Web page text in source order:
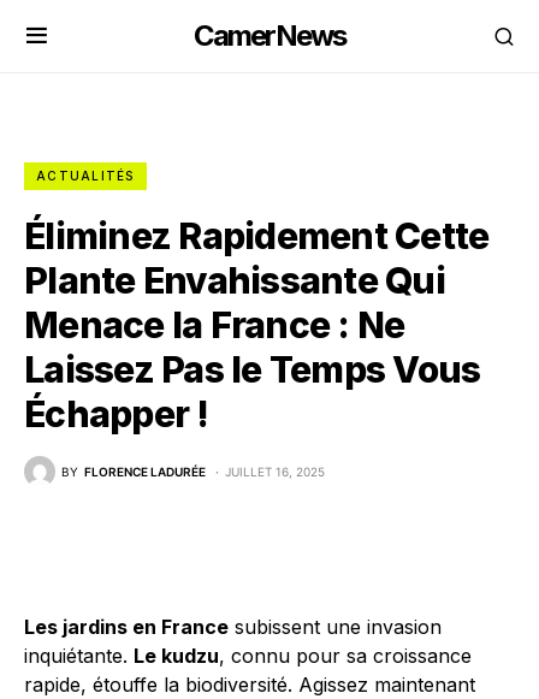
CamerNews
ACTUALITÉS
Éliminez Rapidement Cette
Plante Envahissante Qui
Menace la France : Ne
Laissez Pas le Temps Vous
Échapper !
BY FLORENCE LADURÉE JUILLET 16, 2025
Les jardins en France subissent une invasion
inquiétante. Le kudzu, connu pour sa croissance
rapide, étouffe la biodiversité. Agissez maintenant